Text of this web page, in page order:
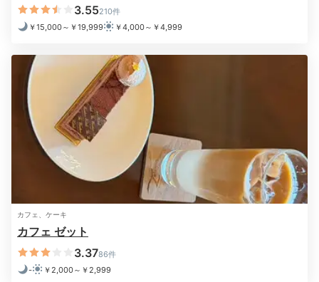
Breakfast
09:00
和洋でお好みの朝食を
朝から優雅な気分に♪
3.55210件
￥15,000～￥19,999
￥4,000～￥4,999
カフェ、ケーキ
カフェ ゼット
3.3786件
-
￥2,000～￥2,999